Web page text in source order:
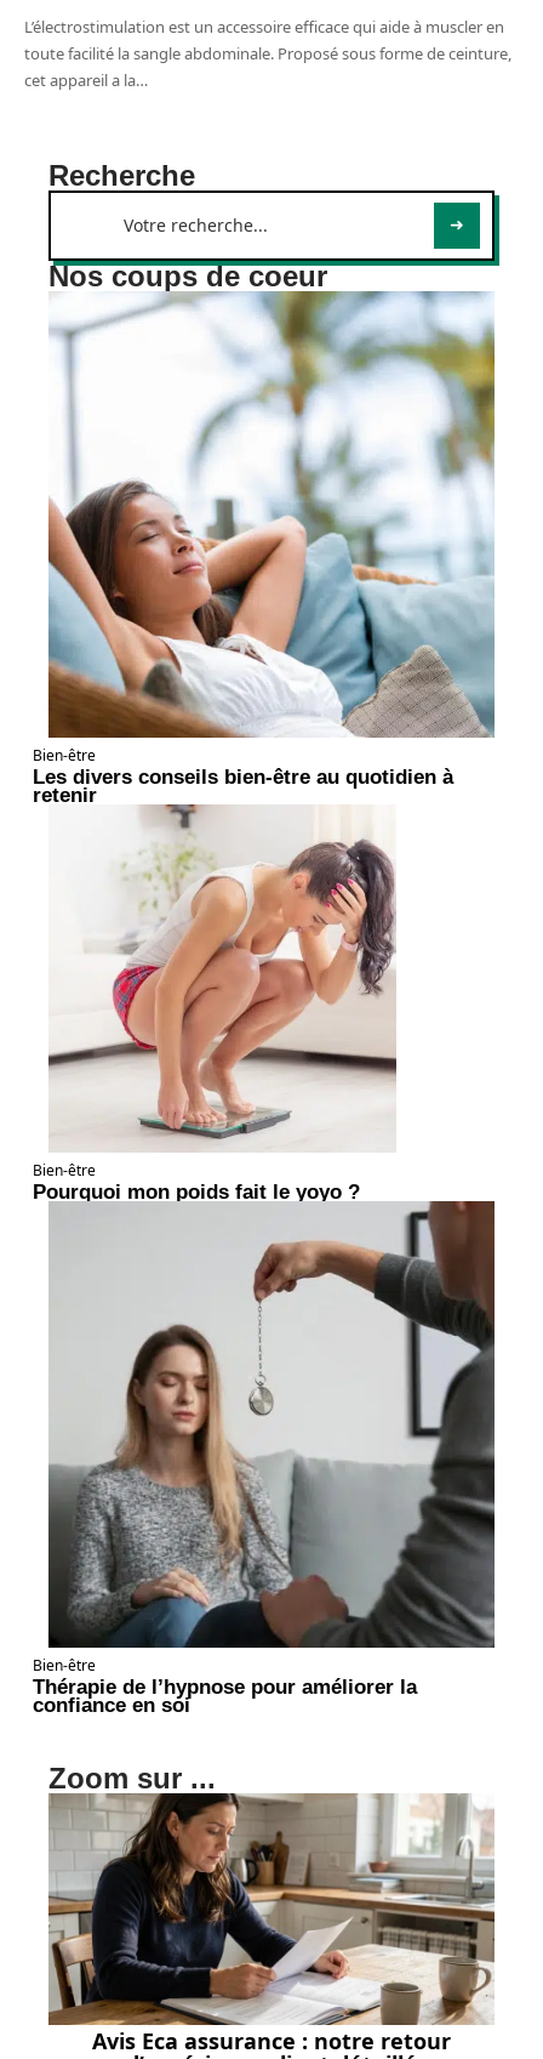
L’électrostimulation est un accessoire efficace qui aide à muscler en
toute facilité la sangle abdominale. Proposé sous forme de ceinture,
cet appareil a la…
Recherche
Nos coups de coeur
Bien-être
Les divers conseils bien-être au quotidien à
retenir
Bien-être
Pourquoi mon poids fait le yoyo ?
Bien-être
Thérapie de l’hypnose pour améliorer la
confiance en soi
Zoom sur ...
Avis Eca assurance : notre retour